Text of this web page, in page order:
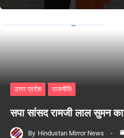
उत्तर प्रदेश राजनीति
सपा सांसद रामजी लाल सुमन
By Hindustan Mirror News